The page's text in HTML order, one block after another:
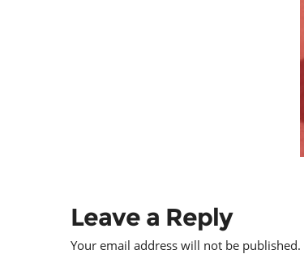
Leave a Reply
Your email address will not be published.